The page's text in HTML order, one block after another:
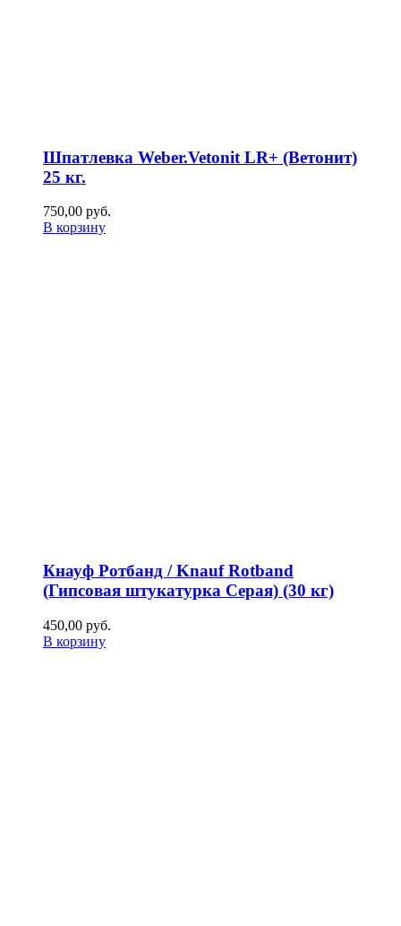
Шпатлевка Weber.Vetonit LR+ (Ветонит)
25 кг.
750,00 руб.
В корзину
Кнауф Ротбанд / Knauf Rotband
(Гипсовая штукатурка Серая) (30 кг)
450,00 руб.
В корзину